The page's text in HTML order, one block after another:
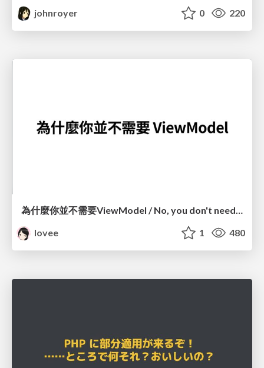
johnroyer
0 220
為什麼你並不需要ViewModel / No, you don't need a ViewModel
lovee
1 480